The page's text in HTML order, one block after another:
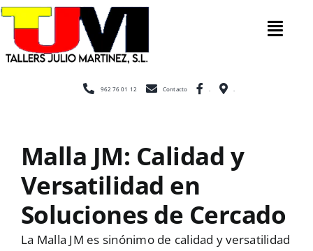
Saltar
contenido
Inicio
962 76 01 12 Contacto
Malla JM: Calidad y
Versatilidad en
Soluciones de Cercado
La Malla JM es sinónimo de calidad y versatilidad